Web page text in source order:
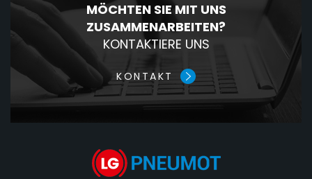
MÖCHTEN SIE MIT UNS
ZUSAMMENARBEITEN?
KONTAKTIERE UNS
KONTAKT